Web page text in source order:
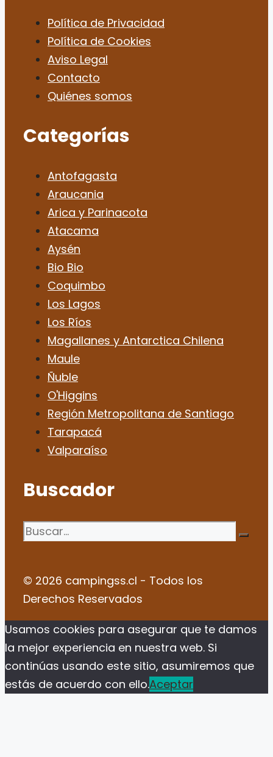
Política de Privacidad
Política de Cookies
Aviso Legal
Contacto
Quiénes somos
Categorías
Antofagasta
Araucania
Arica y Parinacota
Atacama
Aysén
Bio Bio
Coquimbo
Los Lagos
Los Ríos
Magallanes y Antarctica Chilena
Maule
Ñuble
O'Higgins
Región Metropolitana de Santiago
Tarapacá
Valparaíso
Buscador
Buscar:
© 2026 campingss.cl - Todos los
Derechos Reservados
Usamos cookies para asegurar que te damos
la mejor experiencia en nuestra web. Si
continúas usando este sitio, asumiremos que
estás de acuerdo con ello.Aceptar